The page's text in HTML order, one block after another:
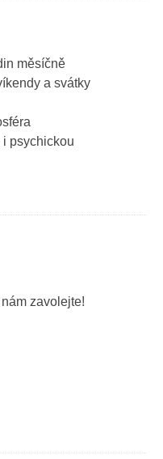
měsíčně
a svátky
i psychickou
zavolejte!